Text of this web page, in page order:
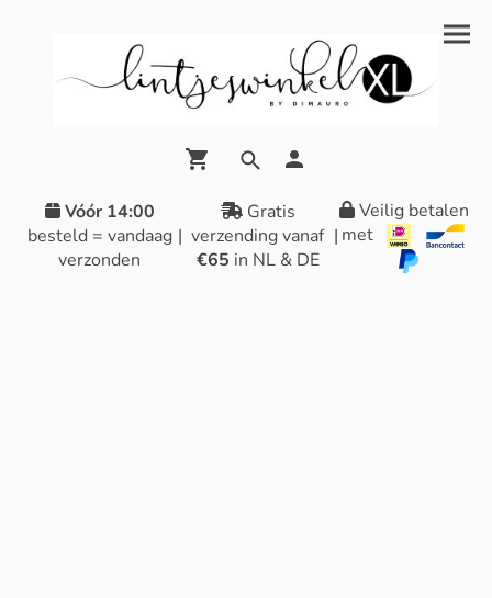
Vóór 14:00
besteld = vandaag
verzonden
|
Gratis
verzending vanaf
€65 in NL & DE
|
Veilig betalen
met